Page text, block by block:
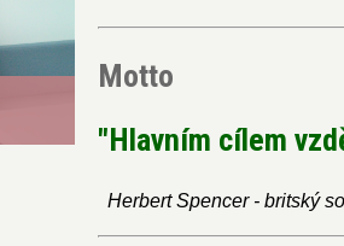
Motto
"Hlavním cílem
Herbert Spencer - britský